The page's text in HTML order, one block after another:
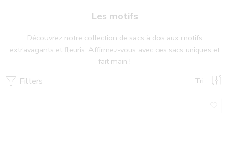
Les motifs
Découvrez notre collection de sacs à dos aux motifs
extravagants et fleuris. Affirmez-vous avec ces sacs uniques et
fait main !
Filters Tri